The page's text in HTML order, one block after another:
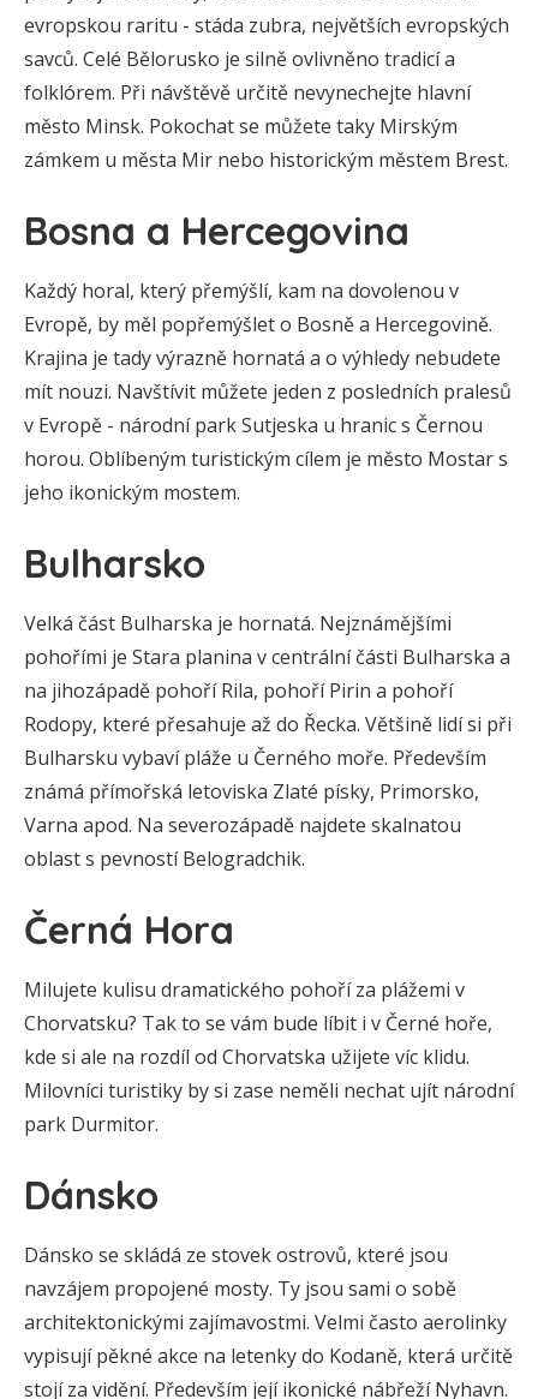
evropskou raritu - stáda zubra, největších evropských
savců. Celé Bělorusko je silně ovlivněno tradicí a
folklórem. Při návštěvě určitě nevynechejte hlavní
město Minsk. Pokochat se můžete taky Mirským
zámkem u města Mir nebo historickým městem Brest.
Bosna a Hercegovina
Každý horal, který přemýšlí, kam na dovolenou v
Evropě, by měl popřemýšlet o Bosně a Hercegovině.
Krajina je tady výrazně hornatá a o výhledy nebudete
mít nouzi. Navštívit můžete jeden z posledních pralesů
v Evropě - národní park Sutjeska u hranic s Černou
horou. Oblíbeným turistickým cílem je město Mostar s
jeho ikonickým mostem.
Bulharsko
Velká část Bulharska je hornatá. Nejznámějšími
pohořími je Stara planina v centrální části Bulharska a
na jihozápadě pohoří Rila, pohoří Pirin a pohoří
Rodopy, které přesahuje až do Řecka. Většině lidí si při
Bulharsku vybaví pláže u Černého moře. Především
známá přímořská letoviska Zlaté písky, Primorsko,
Varna apod. Na severozápadě najdete skalnatou
oblast s pevností Belogradchik.
Černá Hora
Milujete kulisu dramatického pohoří za plážemi v
Chorvatsku? Tak to se vám bude líbit i v Černé hoře,
kde si ale na rozdíl od Chorvatska užijete víc klidu.
Milovníci turistiky by si zase neměli nechat ujít národní
park Durmitor.
Dánsko
Dánsko se skládá ze stovek ostrovů, které jsou
navzájem propojené mosty. Ty jsou sami o sobě
architektonickými zajímavostmi. Velmi často aerolinky
vypisují pěkné akce na letenky do Kodaně, která určitě
stojí za vidění. Především její ikonické nábřeží Nyhavn.